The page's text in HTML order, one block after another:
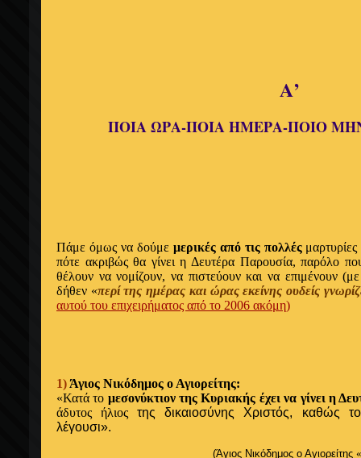
Α’
ΠΟΙΑ ΩΡΑ-ΠΟΙΑ ΗΜΕΡΑ-ΠΟΙΟ
Πάμε όμως να δούμε μερικές από τις πολλές
πότε ακριβώςθα γίνει η Δευτέρα Παρουσία, παρόλο που
θέλουν να νομίζουν, να πιστεύουν και να επιμένουν
δήθεν «περί τηςημέρας και ώρας εκείνηςουδείς
αυτού του επιχειρήματος από το 2006 ακόμη)
1)Άγιος Νικόδημος ο Αγιορείτης:
«Κατά το μεσονύκτιον της Κυριακής έχεινα γίνει η
άδυτος ήλιοςτης δικαιοσύνης Χριστός, καθώς
λέγουσι».
(Άγιος Νικόδημος ο Αγιορείτης